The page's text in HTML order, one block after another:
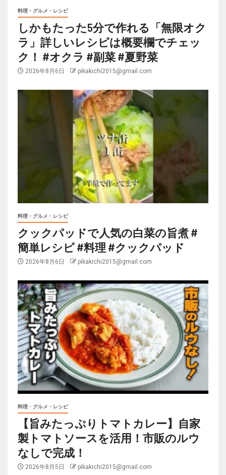
料理・グルメ・レシピ
しかもたった5分で作れる「無限オク
ラ」詳しいレシピは概要欄でチェッ
ク！ #オクラ #副菜 #夏野菜
2026年8月6日 pikakichi2015@gmail.com
料理・グルメ・レシピ
クックパッドで人気の白菜の旨煮 #
簡単レシピ #料理 #クックパッド
2026年8月6日 pikakichi2015@gmail.com
料理・グルメ・レシピ
【旨みたっぷりトマトカレー】自家
製トマトソースを活用！市販のルウ
なしで完成！
2026年8月5日 pikakichi2015@gmail.com